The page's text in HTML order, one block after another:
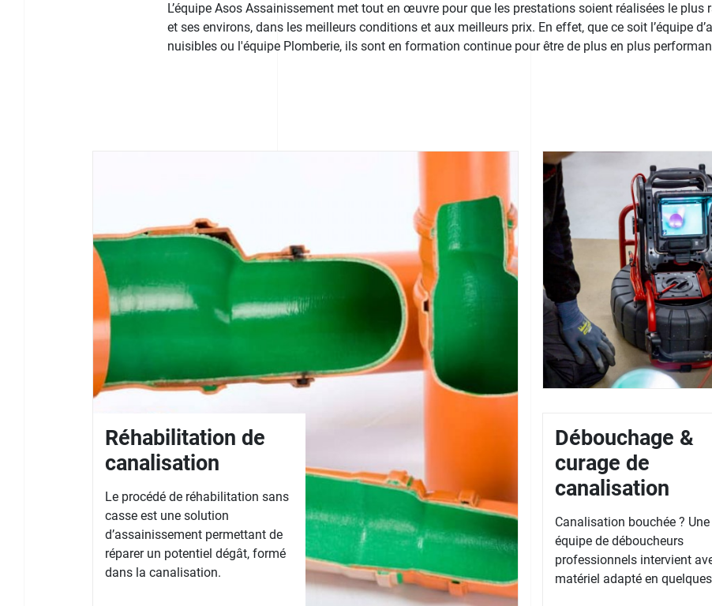
L’équipe Asos Assainissement met tout en œuvre pour que les prestations soient réalisées le
et ses environs, dans les meilleurs conditions et aux meilleurs prix. En effet, que ce soit l’équipe
nuisibles ou l'équipe Plomberie, ils sont en formation continue pour être de plus en plus
Réhabilitation de
canalisation
Le procédé de réhabilitation sans
casse est une solution
d’assainissement permettant de
réparer un potentiel dégât, formé
dans la canalisation.
Débouchage &
curage de
canalisation
Canalisation bouchée ? Une
équipe de déboucheurs
professionnels intervient
matériel adapté en